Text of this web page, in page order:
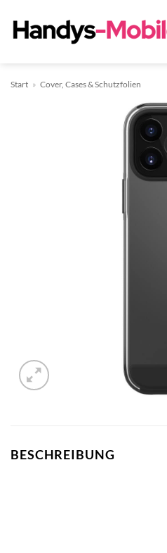
Inhalt
Start » Cover, Cases & Schutzfolien
BESCHREIBUNG